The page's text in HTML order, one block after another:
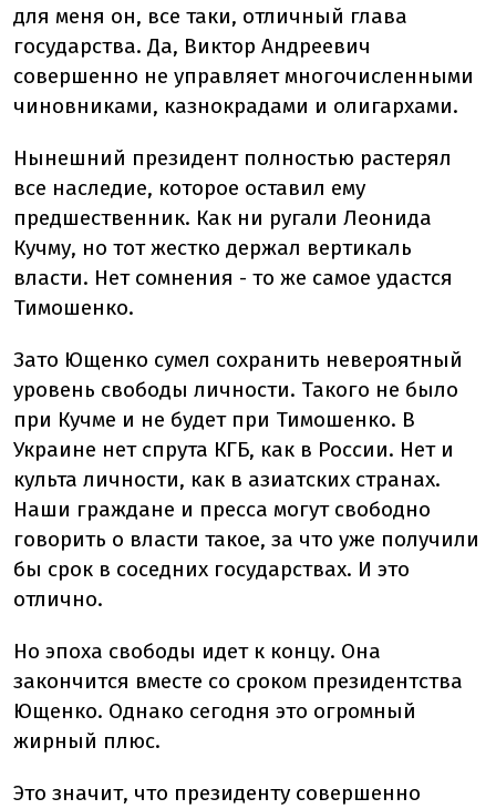
для меня он, все таки, отличный глава
государства. Да, Виктор Андреевич
совершенно не управляет многочисленными
чиновниками, казнокрадами и олигархами.
Нынешний президент полностью растерял
все наследие, которое оставил ему
предшественник. Как ни ругали Леонида
Кучму, но тот жестко держал вертикаль
власти. Нет сомнения - то же самое удастся
Тимошенко.
Зато Ющенко сумел сохранить невероятный
уровень свободы личности. Такого не было
при Кучме и не будет при Тимошенко. В
Украине нет спрута КГБ, как в России. Нет и
культа личности, как в азиатских странах.
Наши граждане и пресса могут свободно
говорить о власти такое, за что уже получили
бы срок в соседних государствах. И это
отлично.
Но эпоха свободы идет к концу. Она
закончится вместе со сроком президентства
Ющенко. Однако сегодня это огромный
жирный плюс.
Это значит, что президенту совершенно